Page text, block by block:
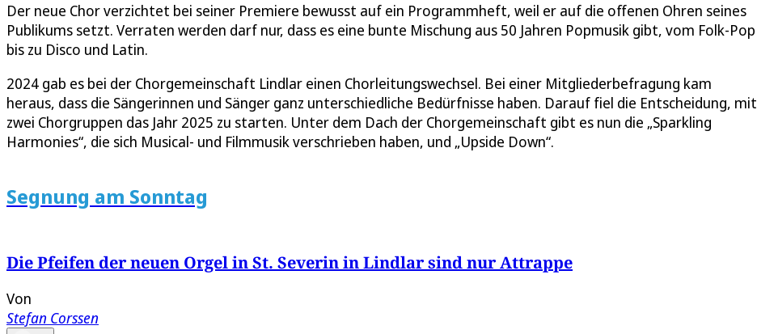
Der neue Chor verzichtet bei seiner Premiere bewusst auf ein Programmheft, weil er auf die offenen Ohren seines
Publikums setzt. Verraten werden darf nur, dass es eine bunte Mischung aus 50 Jahren Popmusik gibt, vom Folk-Pop
bis zu Disco und Latin.
2024 gab es bei der Chorgemeinschaft Lindlar einen Chorleitungswechsel. Bei einer Mitgliederbefragung kam
heraus, dass die Sängerinnen und Sänger ganz unterschiedliche Bedürfnisse haben. Darauf fiel die Entscheidung, mit
zwei Chorgruppen das Jahr 2025 zu starten. Unter dem Dach der Chorgemeinschaft gibt es nun die „Sparkling
Harmonies“, die sich Musical- und Filmmusik verschrieben haben, und „Upside Down“.
Segnung am Sonntag
Die Pfeifen der neuen Orgel in St. Severin in Lindlar sind nur Attrappe
Von
Stefan Corssen